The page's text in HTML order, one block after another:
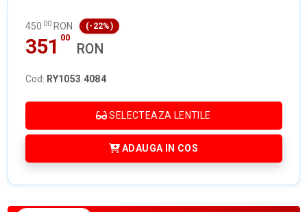
450 00 RON (-22%)
351 00
RON
Cod: RY1053 4084
SELECTEAZA LENTILE
ADAUGA IN COS